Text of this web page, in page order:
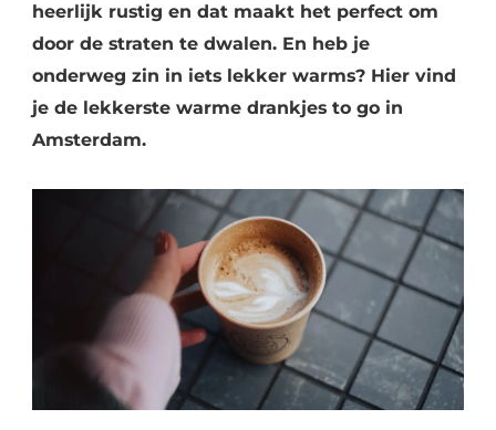
heerlijk rustig en dat maakt het perfect om
door de straten te dwalen. En heb je
onderweg zin in iets lekker warms? Hier vind
je de lekkerste warme drankjes to go in
Amsterdam.